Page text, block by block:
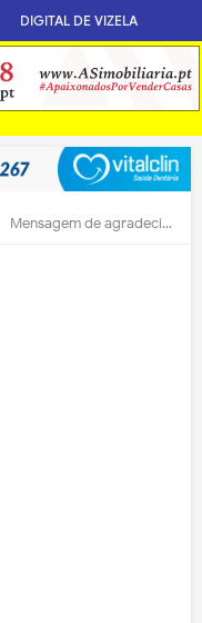
DIGITAL DE VIZELA
Mensagem de agradecimento...